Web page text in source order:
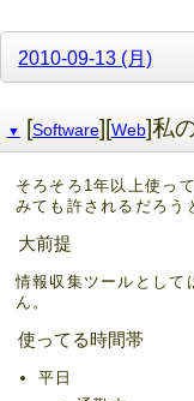
2010-09-13 (月)
▼ [Software][Web]私
そろそろ1年以上使っ
みても許されるだろう
大前提
情報収集ツールとして
ん。
使ってる時間帯
平日